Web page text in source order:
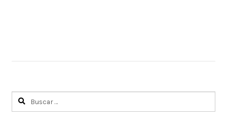
Buscar: